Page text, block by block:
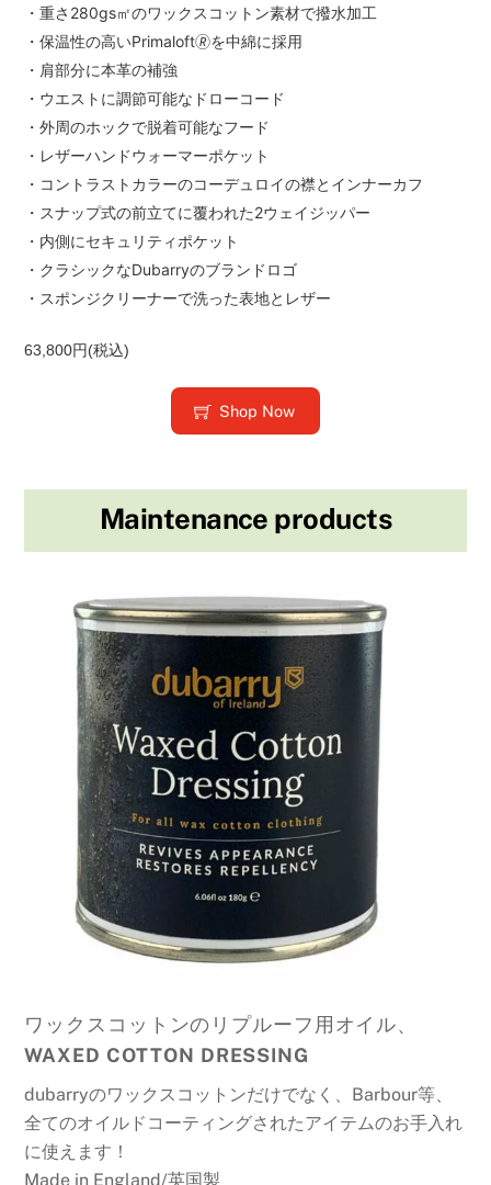
・重さ280gs㎡のワックスコットン素材で撥水加工
・保温性の高いPrimaloft🄬を中綿に採用
・肩部分に本革の補強
・ウエストに調節可能なドローコード
・外周のホックで脱着可能なフード
・レザーハンドウォーマーポケット
・コントラストカラーのコーデュロイの襟とインナーカフ
・スナップ式の前立てに覆われた2ウェイジッパー
・内側にセキュリティポケット
・クラシックなDubarryのブランドロゴ
・スポンジクリーナーで洗った表地とレザー
63,800円(税込)
Shop Now
Maintenance products
ワックスコットンのリプルーフ用オイル、
WAXED COTTON DRESSING
dubarryのワックスコットンだけでなく、Barbour等、
全てのオイルドコーティングされたアイテムのお手入れ
に使えます！
Made in England/英国製